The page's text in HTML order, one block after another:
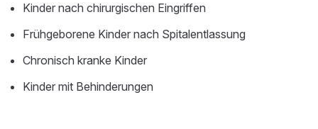
Kinder nach chirurgischen Eingriffen
Frühgeborene Kinder nach Spitalentlassung
Chronisch kranke Kinder
Kinder mit Behinderungen